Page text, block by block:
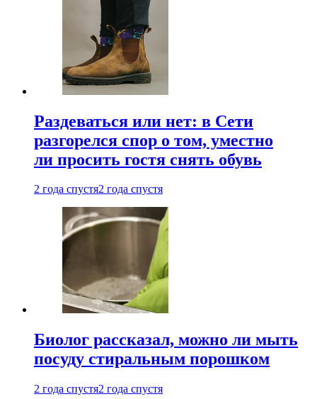
Раздеваться или нет: в Сети
разгорелся спор о том, уместно
ли просить гостя снять обувь
2 года спустя2 года спустя
Биолог рассказал, можно ли мыть
посуду стиральным порошком
2 года спустя2 года спустя